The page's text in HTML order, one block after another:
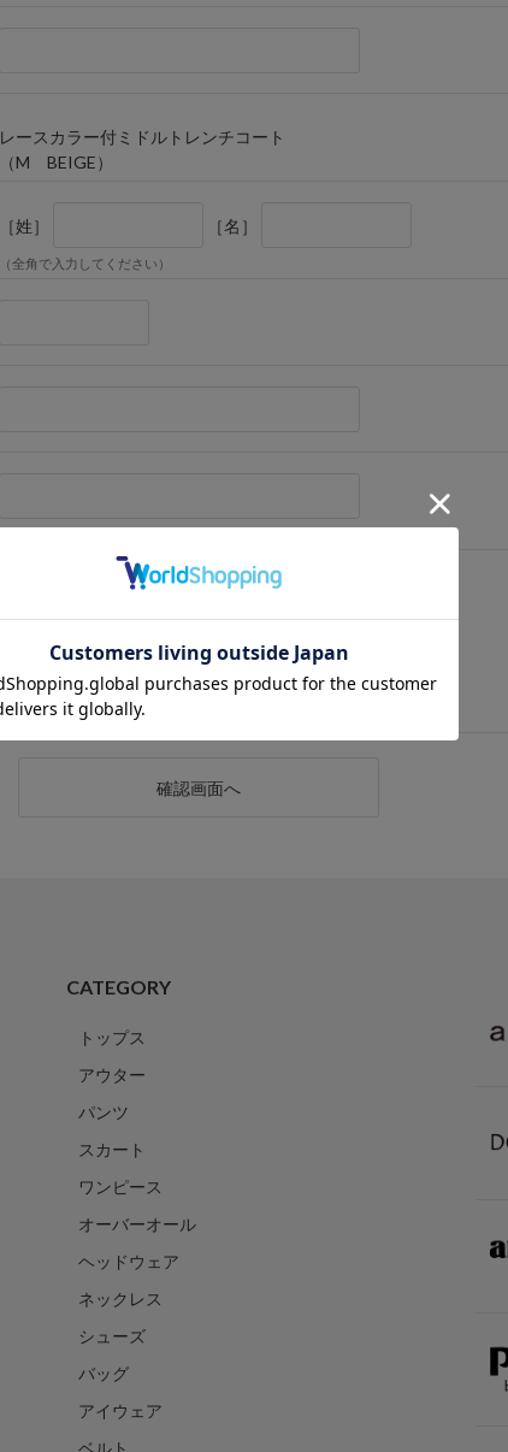
レースカラー付ミドルトレンチコート
（M BEIGE）
［姓］ ［名］
（全角で入力してください）
CATEGORY
トップス
アウター
パンツ
スカート
ワンピース
オーバーオール
ヘッドウェア
ネックレス
シューズ
バッグ
アイウェア
ベルト